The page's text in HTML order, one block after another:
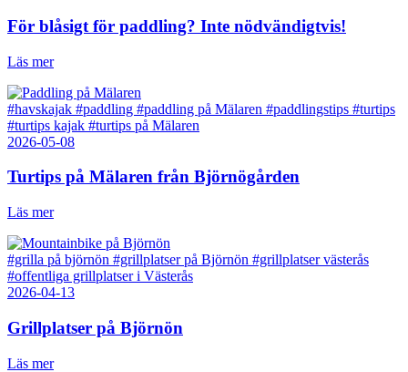
För blåsigt för paddling? Inte nödvändigtvis!
Läs mer
#havskajak #paddling #paddling på Mälaren #paddlingstips #turtips
#turtips kajak #turtips på Mälaren
2026-05-08
Turtips på Mälaren från Björnögården
Läs mer
#grilla på björnön #grillplatser på Björnön #grillplatser västerås
#offentliga grillplatser i Västerås
2026-04-13
Grillplatser på Björnön
Läs mer